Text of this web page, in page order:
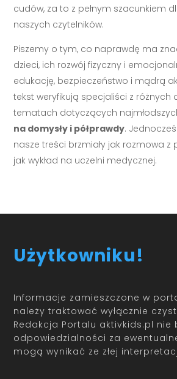
cudów, za to z pełnym szacunkiem
naszych czytelników.
Piszemy o tym, co naprawdę ma
dzieci, ich rozwój fizyczny i
edukację, bezpieczeństwo i mądrą
tekst weryfikują specjaliści z różnych
tematach dotyczących
na domysły i półprawdy.
nasze treści brzmiały jak rozmowa z
jak wykład na uczelni medycznej.
Użytkowniku!
Informacje zamieszczone w
należy traktować wyłącznie
Redakcja Portalu aktivkids.pl nie
odpowiedzialności za
mogą wynikać ze złej